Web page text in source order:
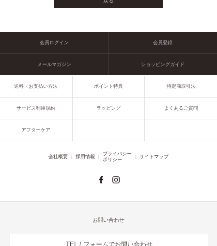
会員ログイン 会員登録
メールマガジン ショッピングガイド
送料・お支払い方法 ポイント特典 特定商取引法
サービス利用規約 ラッピング よくあるご質問
アフターケア
会社概要 採用情報
プライバシー
ポリシー
サイトマップ
お問い合わせ
TEL / フォームでお問い合わせ